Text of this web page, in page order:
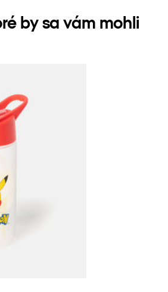
by sa vám mohli